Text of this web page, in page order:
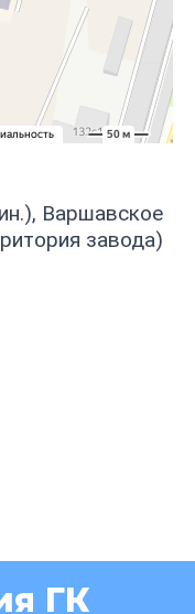
Варшавское
завода)
ГК